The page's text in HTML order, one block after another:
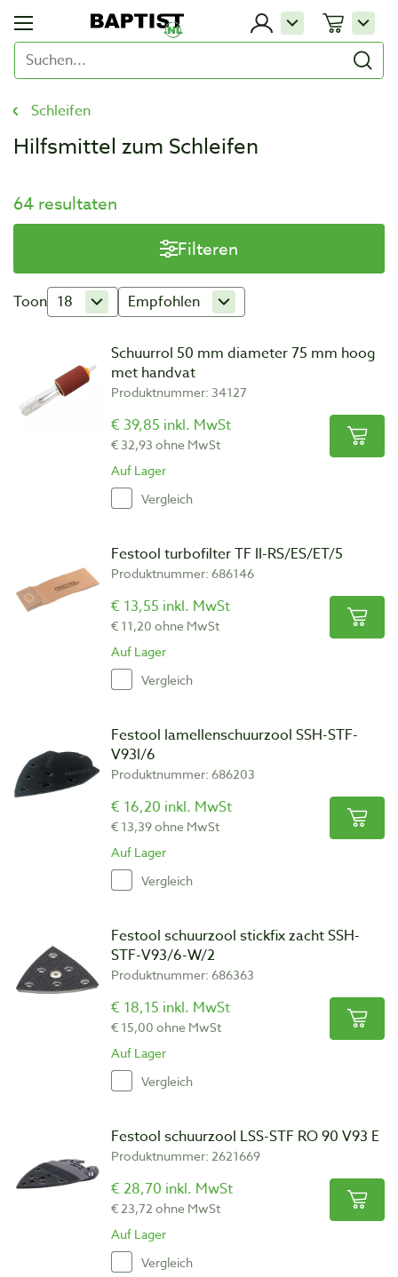
Schleifen
Hilfsmittel zum Schleifen
64 resultaten
Filteren
Toon 18 Empfohlen
Schuurrol 50 mm diameter 75 mm hoog
met handvat
Produktnummer: 34127
€ 39,85 inkl. MwSt
€ 32,93 ohne MwSt
Auf Lager
Vergleich
Festool turbofilter TF II-RS/ES/ET/5
Produktnummer: 686146
€ 13,55 inkl. MwSt
€ 11,20 ohne MwSt
Auf Lager
Vergleich
Festool lamellenschuurzool SSH-STF-
V93l/6
Produktnummer: 686203
€ 16,20 inkl. MwSt
€ 13,39 ohne MwSt
Auf Lager
Vergleich
Festool schuurzool stickfix zacht SSH-
STF-V93/6-W/2
Produktnummer: 686363
€ 18,15 inkl. MwSt
€ 15,00 ohne MwSt
Auf Lager
Vergleich
Festool schuurzool LSS-STF RO 90 V93 E
Produktnummer: 2621669
€ 28,70 inkl. MwSt
€ 23,72 ohne MwSt
Auf Lager
Vergleich